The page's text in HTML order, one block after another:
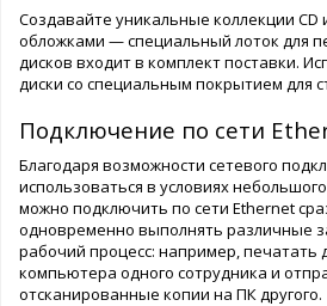
Создавайте уникальные коллекции CD
обложками — специальный лоток для
дисков входит в комплект поставки.
диски со специальным покрытием для
Подключение по сети
Благодаря возможности сетевого
использоваться в условиях
можно подключить по сети Ethernet
одновременно выполнять различные
рабочий процесс: например, печатать
компьютера одного сотрудника и
отсканированные копии на ПК другого.